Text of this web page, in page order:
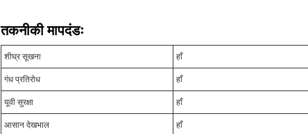
तकनीकी मापदंडः
शीघ्र सूखना हाँ
गंध प्रतिरोध हाँ
यूवी सुरक्षा हाँ
आसान देखभाल हाँ